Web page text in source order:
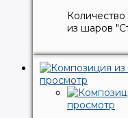
из шаров
просмотр
просмотр